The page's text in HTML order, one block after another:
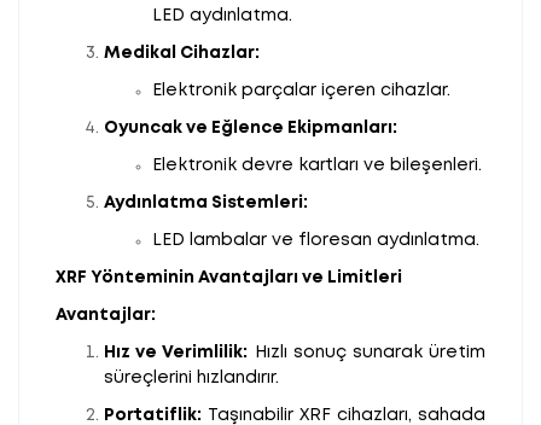
LED aydınlatma.
Medikal Cihazlar:
Elektronik parçalar içeren cihazlar.
Oyuncak ve Eğlence Ekipmanları:
Elektronik devre kartları ve bileşenleri.
Aydınlatma Sistemleri:
LED lambalar ve floresan aydınlatma.
XRF Yönteminin Avantajları ve Limitleri
Avantajlar:
Hız ve Verimlilik:
Hızlı sonuç sunarak üretim
süreçlerini hızlandırır.
Portatiflik: Taşınabilir XRF cihazları, sahada